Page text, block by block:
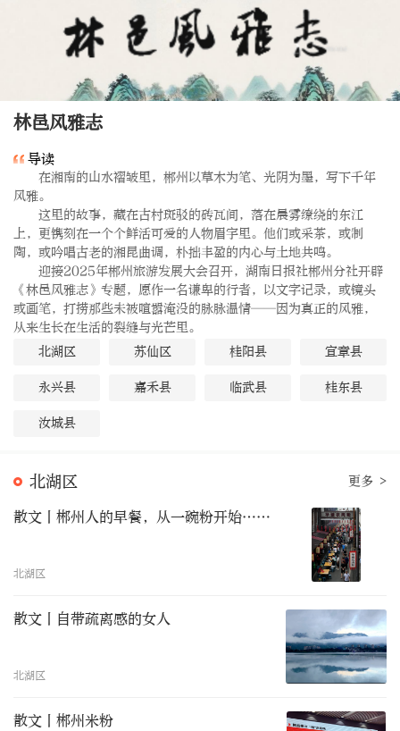
林邑风雅志
导读
风雅。
上，更镌刻在一个个鲜活可爱的人物眉宇里。他们或采茶，或制
陶，或吟唱古老的湘昆曲调，朴拙丰盈的内心与土地共鸣。
《林邑风雅志》专题，愿作一名谦卑的行者，以文字记录，或镜头
或画笔，打捞那些未被喧嚣淹没的脉脉温情——因为真正的风雅，
从来生长在生活的裂缝与光芒里。
北湖区
苏仙区 桂阳县 宜章县
永兴县 嘉禾县 临武县 桂东县
汝城县
北湖区 更多 >
散文丨郴州人的早餐，从一碗粉开始……
北湖区
散文丨自带疏离感的女人
北湖区
散文丨郴州米粉